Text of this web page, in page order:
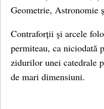
Geometrie, Astronomie
Contraforții şi arcele
permiteau, ca niciodată
zidurilor unei catedrale
de mari dimensiuni.